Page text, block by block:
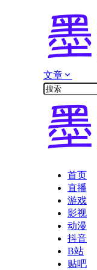
文章
首页
直播
游戏
影视
动漫
抖音
B站
贴吧